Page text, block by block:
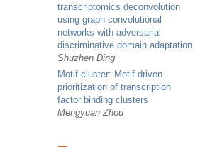
transcriptomics deconvolution
using graph convolutional
networks with adversarial
discriminative domain adaptation
Shuzhen Ding
Motif-cluster: Motif driven
prioritization of transcription
factor binding clusters
Mengyuan Zhou